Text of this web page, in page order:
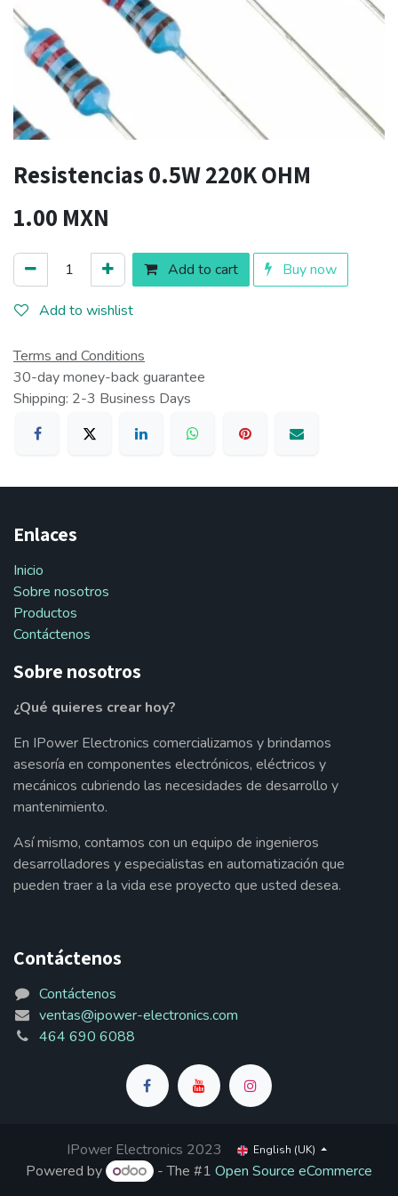
Resistencias 0.5W 220K OHM
1.00 MXN
Add to cart Buy now
Add to wishlist
Terms and Conditions
30-day money-back guarantee
Shipping: 2-3 Business Days
Enlaces
Inicio
Sobre nosotros
Productos
Contáctenos
Sobre nosotros
¿Qué quieres crear hoy?
En IPower Electronics comercializamos y brindamos
asesoría en componentes electrónicos, eléctricos y
mecánicos cubriendo las necesidades de desarrollo y
mantenimiento.
Así mismo, contamos con un equipo de ingenieros
desarrolladores y especialistas en automatización que
pueden traer a la vida ese proyecto que usted desea.
Contáctenos
Contáctenos
ventas@ipower-electronics.com
464 690 6088
IPower Electronics 2023 English (UK)
Powered by - The #1Open Source eCommerce